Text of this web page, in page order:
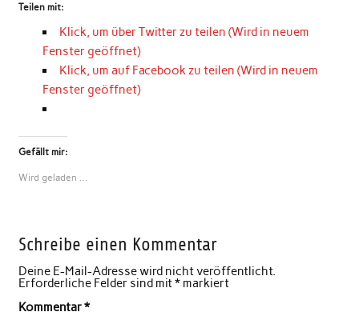
Teilen mit:
Klick, um über Twitter zu teilen (Wird in neuem
Fenster geöffnet)
Klick, um auf Facebook zu teilen (Wird in neuem
Fenster geöffnet)
Gefällt mir:
Wird geladen …
Schreibe einen Kommentar
Deine E-Mail-Adresse wird nicht veröffentlicht.
Erforderliche Felder sind mit*markiert
Kommentar*